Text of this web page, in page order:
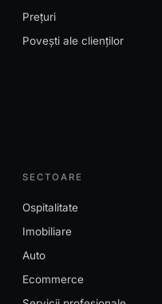
Prețuri
Povești ale clienților
SECTOARE
Ospitalitate
Imobiliare
Auto
Ecommerce